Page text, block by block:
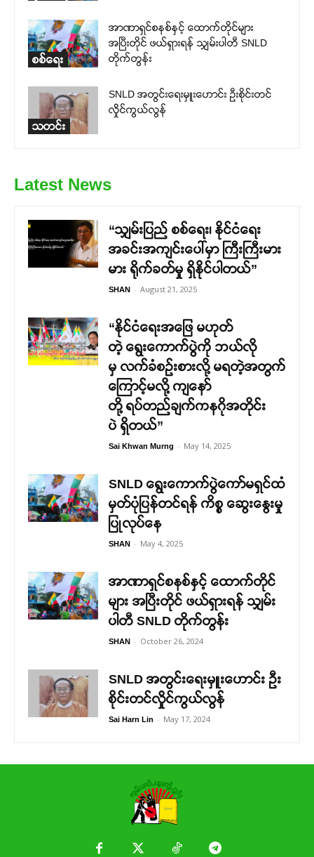
စစ်ရေး
အာဏာရှင်စနစ်နှင့် ထောက်တိုင်များ
အပြီးတိုင် ဖယ်ရှားရန် သျှမ်းပါတီ SNLD
တိုက်တွန်း
သတင်း
SNLD အတွင်းရေးမှူးဟောင်း ဦးစိုင်းတင်
လှိုင်ကွယ်လွန်
Latest News
“သျှမ်းပြည် စစ်ရေး၊ နိုင်ငံရေး
အခင်းအကျင်းပေါ်မှာ ကြီးကြီးမား
မား ရိုက်ခတ်မှု ရှိနိုင်ပါတယ်”
SHAN - August 21, 2025
“နိုင်ငံရေးအဖြေ မဟုတ်
တဲ့ ရွေးကောက်ပွဲကို ဘယ်လို
မှ လက်ခံစဉ်းစားလို့ မရတဲ့အတွက်
ကြောင့်မလို့ ကျနော်
တို့ ရပ်တည်ချက်ကနဂိုအတိုင်း
ပဲ ရှိတယ်”
Sai Khwan Murng - May 14, 2025
SNLD ရွေးကောက်ပွဲကော်မရှင်ထံ
မှတ်ပုံပြန်တင်ရန် ကိစ္စ ဆွေးနွေးမှု
ပြုလုပ်နေ
SHAN - May 4, 2025
အာဏာရှင်စနစ်နှင့် ထောက်တိုင်
များ အပြီးတိုင် ဖယ်ရှားရန် သျှမ်း
ပါတီ SNLD တိုက်တွန်း
SHAN - October 26, 2024
SNLD အတွင်းရေးမှူးဟောင်း ဦး
စိုင်းတင်လှိုင်ကွယ်လွန်
Sai Harn Lin - May 17, 2024